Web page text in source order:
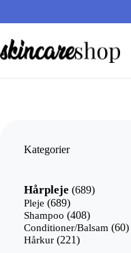
Kategorier
Hårpleje 689689
Pleje 689689
varer
Shampoo 408408
varer
Conditioner/Balsam 6060
Hårkur 221221